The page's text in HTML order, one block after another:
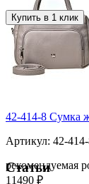
Купить в 1 клик
42-414-8 Сумка
Артикул: 42-
рекомендуемая
11490 ₽
Статьи